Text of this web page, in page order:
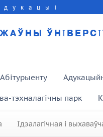
Абітурыенту
тэхналагічны парк
Ідэалагічная і